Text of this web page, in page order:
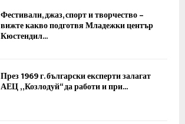
Фестивали, джаз, спорт и творчество –
вижте какво подготвя Младежки център
Кюстендил...
През 1969 г. български експерти залагат
АЕЦ „Козлодуй“ да работи и при...